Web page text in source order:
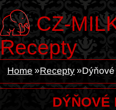
CZ-
Recepty
Home Recepty
DÝŇOVÉ